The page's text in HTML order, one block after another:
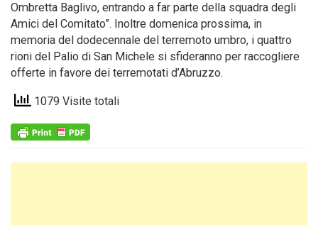
Ombretta Baglivo, entrando a far parte della squadra degli
Amici del Comitato”. Inoltre domenica prossima, in
memoria del dodecennale del terremoto umbro, i quattro
rioni del Palio di San Michele si sfideranno per raccogliere
offerte in favore dei terremotati d’Abruzzo.
1079 Visite totali